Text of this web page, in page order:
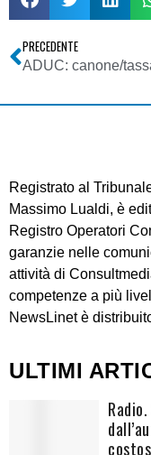
PRECEDENTE
Registrato al
Massimo Lualdi, è
Registro Operatori
garanzie nelle
attività di
competenze a più
NewsLinet è
ULTIMI